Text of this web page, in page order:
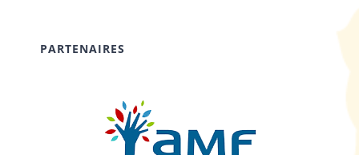
PARTENAIRES